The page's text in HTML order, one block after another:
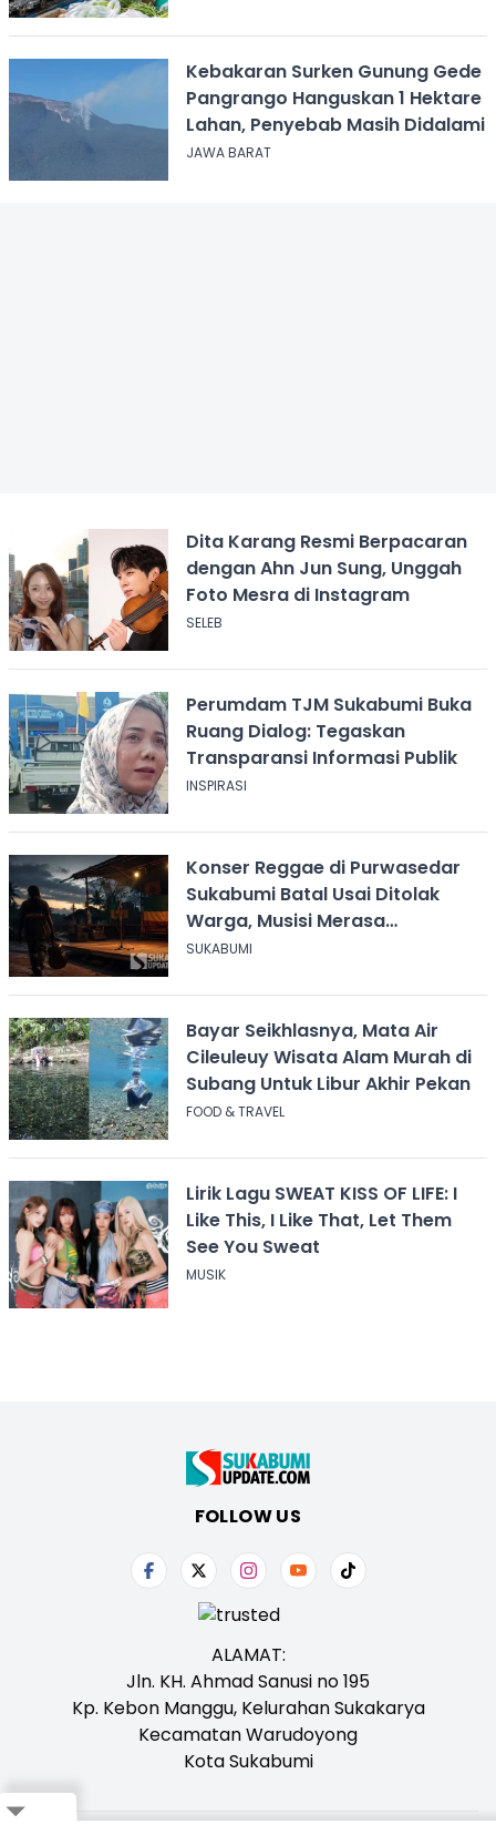
Kebakaran Surken Gunung Gede
Pangrango Hanguskan 1 Hektare
Lahan, Penyebab Masih Didalami
JAWA BARAT
Dita Karang Resmi Berpacaran
dengan Ahn Jun Sung, Unggah
Foto Mesra di Instagram
SELEB
Perumdam TJM Sukabumi Buka
Ruang Dialog: Tegaskan
Transparansi Informasi Publik
INSPIRASI
Konser Reggae di Purwasedar
Sukabumi Batal Usai Ditolak
Warga, Musisi Merasa
Didiskreditkan
SUKABUMI
Bayar Seikhlasnya, Mata Air
Cileuleuy Wisata Alam Murah di
Subang Untuk Libur Akhir Pekan
FOOD & TRAVEL
Lirik Lagu SWEAT KISS OF LIFE: I
Like This, I Like That, Let Them
See You Sweat
MUSIK
FOLLOW US
ALAMAT:
Jln. KH. Ahmad Sanusi no 195
Kp. Kebon Manggu, Kelurahan Sukakarya
Kecamatan Warudoyong
Kota Sukabumi